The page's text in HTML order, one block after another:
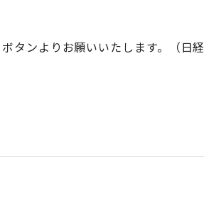
タンよりお願いいたします。（日経